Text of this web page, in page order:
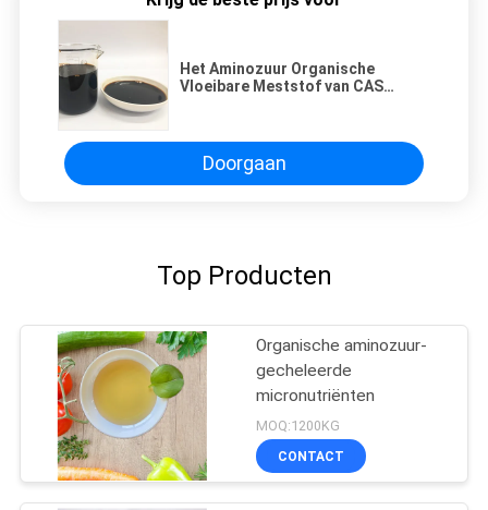
Het Aminozuur Organische
Vloeibare Meststof van CAS
Doorgaan
Top Producten
Organische aminozuur-
gecheleerde
micronutriënten
MOQ:1200KG
CONTACT